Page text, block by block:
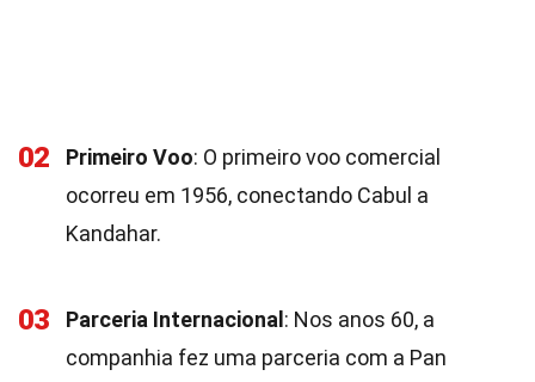
02 Primeiro Voo: O primeiro voo comercial
ocorreu em 1956, conectando Cabul a
Kandahar.
03 Parceria Internacional : Nos anos 60, a
companhia fez uma parceria com a Pan